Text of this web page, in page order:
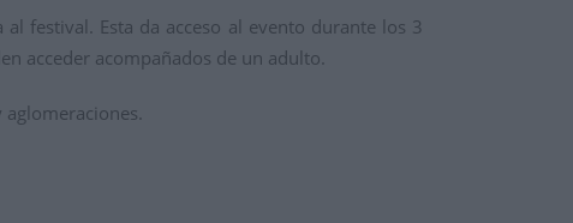
festival. Esta da acceso al evento durante los 3
acceder acompañados de un adulto.